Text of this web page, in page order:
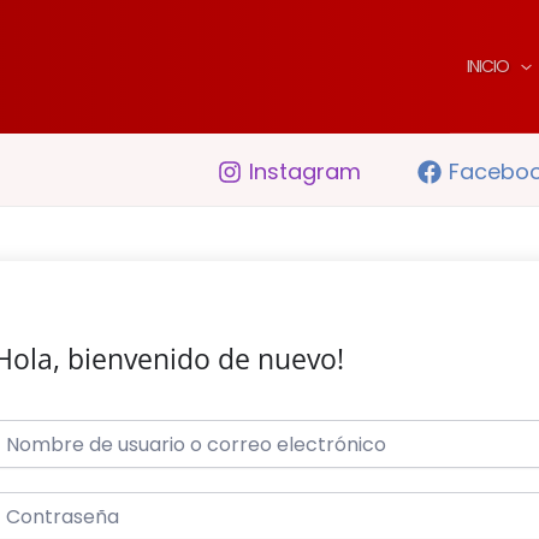
INICIO
Instagram
bienvenido de nuevo!